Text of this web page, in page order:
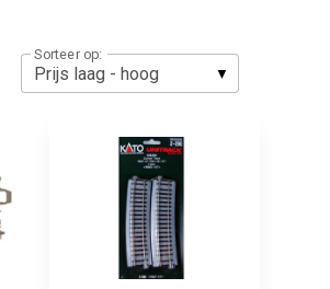
Sorteer op: